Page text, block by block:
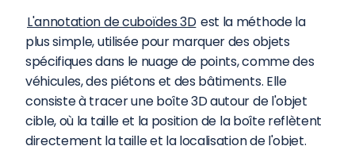
L'annotation de cuboïdes 3D est la méthode la
plus simple, utilisée pour marquer des objets
spécifiques dans le nuage de points, comme des
véhicules, des piétons et des bâtiments. Elle
consiste à tracer une boîte 3D autour de l'objet
cible, où la taille et la position de la boîte reflètent
directement la taille et la localisation de l'objet.